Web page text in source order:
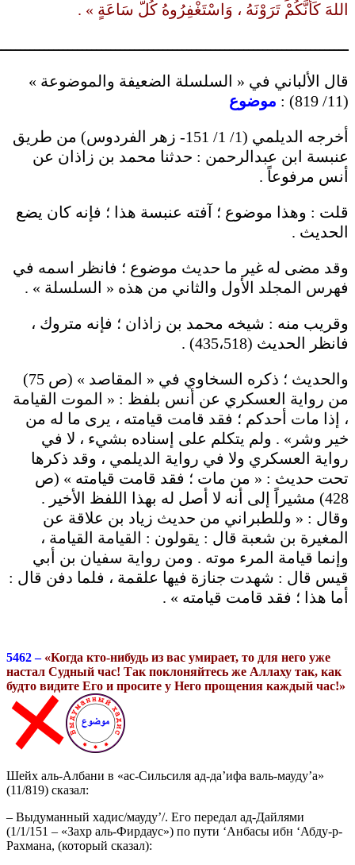
اللهَ كَأَنَّكُمْ تَرَوْنَهُ ، وَاسْتَغْفِرُوهُ كُلَّ سَاعَةٍ » .
قال الألباني في « السلسلة الضعيفة والموضوعة »
(11/ 819) :
موضوع
أخرجه الديلمي (1/ 1/ 151- زهر الفردوس) من طريق
عنبسة ابن عبدالرحمن : حدثنا محمد بن زاذان عن
أنس مرفوعاً .
قلت : وهذا موضوع ؛ آفته عنبسة هذا ؛ فإنه كان يضع
الحديث .
وقد مضى له غير ما حديث موضوع ؛ فانظر اسمه في
فهرس المجلد الأول والثاني من هذه « السلسلة » .
وقريب منه : شيخه محمد بن زاذان ؛ فإنه متروك ،
فانظر الحديث (435،518) .
والحديث ؛ ذكره السخاوي في « المقاصد » (ص 75)
من رواية العسكري عن أنس بلفظ : « الموت القيامة
، إذا مات أحدكم ؛ فقد قامت قيامته ، يرى ما له من
خير وشر» . ولم يتكلم على إسناده بشيء ، لا في
رواية العسكري ولا في رواية الديلمي ، وقد ذكرها
تحت حديث : « من مات ؛ فقد قامت قيامته » (ص
428) مشيراً إلى أنه لا أصل له بهذا اللفظ الأخير .
وقال : « وللطبراني من حديث زياد بن علاقة عن
المغيرة بن شعبة قال : يقولون : القيامة القيامة ،
وإنما قيامة المرء موته . ومن رواية سفيان بن أبي
قيس قال : شهدت جنازة فيها علقمة ، فلما دفن قال :
أما هذا ؛ فقد قامت قيامته » .
5462 – «Когда кто-нибудь из вас умирает, то для него уже
настал Судный час! Так поклоняйтесь же Аллаху так, как
будто видите Его и просите у Него прощения каждый час!»
Шейх аль-Албани в «ас-Сильсиля ад-да’ифа валь-мауду’а»
(11/819) сказал:
– Выдуманный хадис/мауду’/. Его передал ад-Дайлями
(1/1/151 – «Захр аль-Фирдаус») по пути ‘Анбасы ибн ‘Абду-р-
Рахмана, (который сказал):